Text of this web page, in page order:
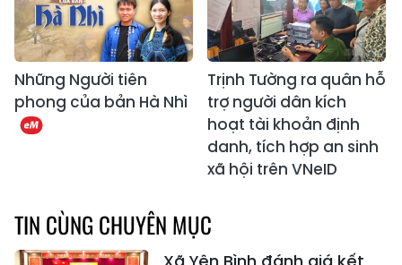
Những Người tiên
phong của bản Hà Nhì
Trịnh Tường ra quân hỗ
trợ người dân kích
hoạt tài khoản định
danh, tích hợp an sinh
xã hội trên VNeID
TIN CÙNG CHUYÊN MỤC